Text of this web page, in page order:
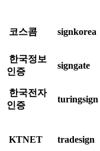
코스콤 signkorea
한국정보
인증
signgate
한국전자
인증
turingsign
KTNET tradesign